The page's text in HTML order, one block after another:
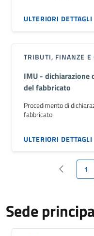
ULTERIORI DETTAGLI
TRIBUTI, FINANZE E
IMU -
del fabbricato
Procedimento di
fabbricato
ULTERIORI DETTAGLI
‹ Previous
1
Sede